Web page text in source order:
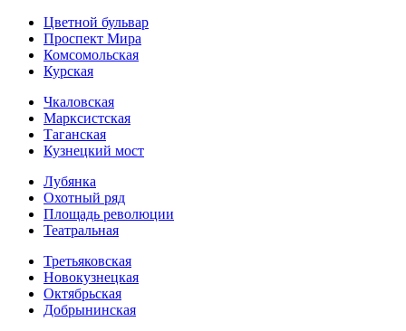
Цветной бульвар
Проспект Мира
Комсомольская
Курская
Чкаловская
Марксистская
Таганская
Кузнецкий мост
Лубянка
Охотный ряд
Площадь революции
Театральная
Третьяковская
Новокузнецкая
Октябрьская
Добрынинская